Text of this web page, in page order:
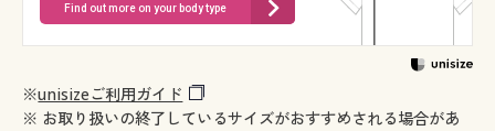
Find out more on your body type
※unisizeご利用ガイド
※ お取り扱いの終了しているサイズがおすすめされる場合があ